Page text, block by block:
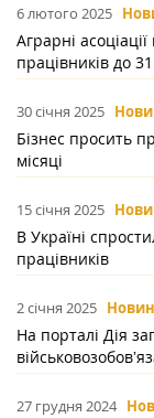
6 лютого 2025
Аграрні
працівників до
30 січня 2025
Бізнес просить
місяці
15 січня 2025
В Україні
працівників
2 січня 2025
На порталі Дія
27 грудня 2024